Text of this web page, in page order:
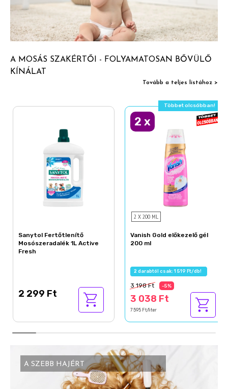
A MOSÁS SZAKÉRTŐI - FOLYAMATOSAN BŐVÜLŐ
KÍNÁLAT
Tovább a teljes listához >
Sanytol Fertőtlenítő
Mosószeradalék 1L Active
Fresh
2 299 Ft
Többet olcsóbban!
2 x
2 X 200 ML
Vanish Gold előkezelő gél
200 ml
2 darabtól csak: 1 519 Ft/db!
3 198 Ft -5%
3 038 Ft
7 595 Ft/liter
A SZEBB HAJÉRT